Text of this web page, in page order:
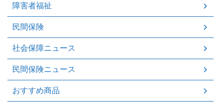
障害者福祉
民間保険
社会保障ニュース
民間保険ニュース
おすすめ商品